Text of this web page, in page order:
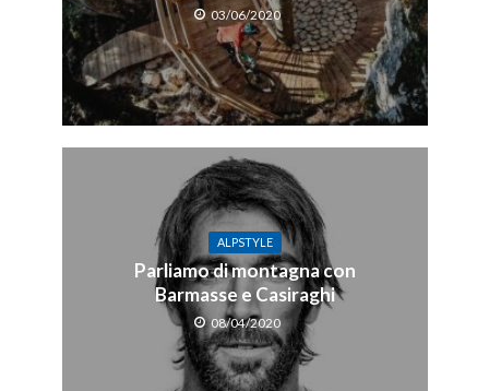
03/06/2020
ALPSTYLE
Parliamo di montagna con
Barmasse e Casiraghi
08/04/2020